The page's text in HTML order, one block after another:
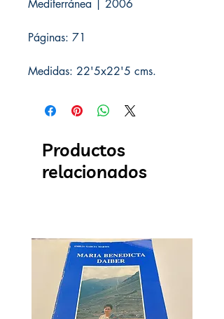
Mediterránea | 2006
Páginas: 71
Medidas: 22'5x22'5 cms.
Productos
relacionados